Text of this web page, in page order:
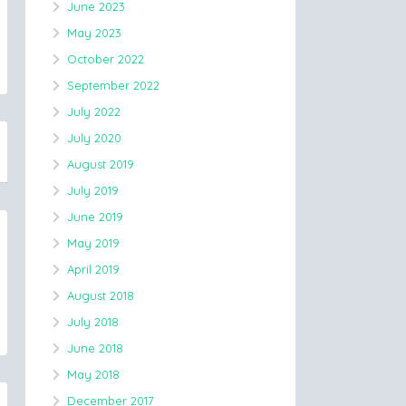
June 2023
May 2023
October 2022
September 2022
July 2022
July 2020
August 2019
July 2019
June 2019
May 2019
April 2019
August 2018
July 2018
June 2018
May 2018
December 2017